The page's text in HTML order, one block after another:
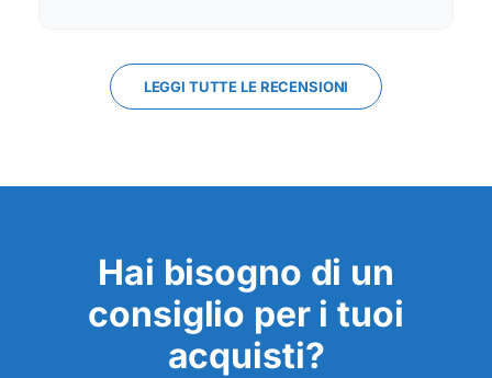
LEGGI TUTTE LE RECENSIONI
Hai bisogno di un
consiglio per i tuoi
acquisti?